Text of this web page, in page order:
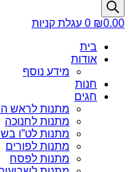
₪0.00
0 עגלת קניות
בית
אודות
מידע נוסף
חנות
חגים
מתנות לראש
מתנות לחנוכה
מתנות לט”ו
מתנות לפורים
מתנות לפסח